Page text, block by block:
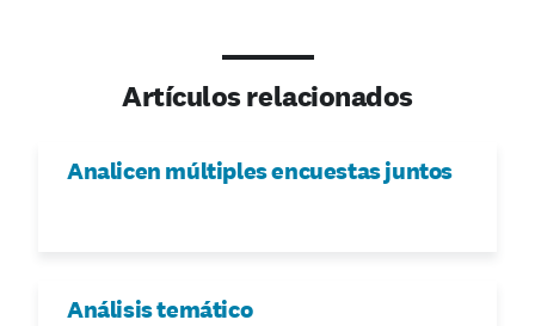
Artículos relacionados
Analicen múltiples encuestas juntos
Análisis temático